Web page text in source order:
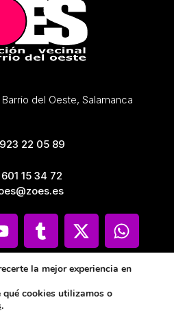
del Oeste, Salamanca
22 05 89
15 34 72
la mejor experiencia en
qué cookies utilizamos o
.